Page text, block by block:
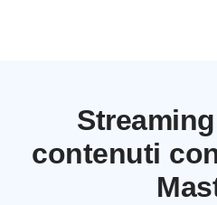
contenuti